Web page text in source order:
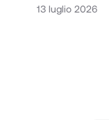
13 luglio 2026